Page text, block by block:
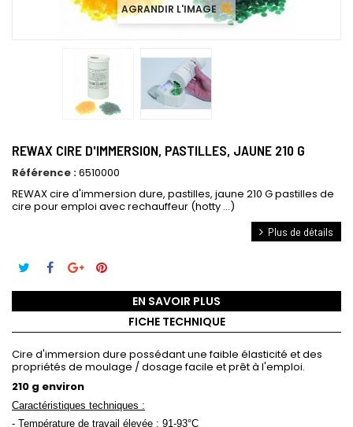
AGRANDIR L'IMAGE
REWAX CIRE D'IMMERSION, PASTILLES, JAUNE 210 G
Référence :6510000
REWAX cire d'immersion dure, pastilles, jaune 210 G pastilles de
cire pour emploi avec rechauffeur (hotty ...)
Plus de détails
EN SAVOIR PLUS
FICHE TECHNIQUE
Cire d'immersion dure possédant une faible élasticité et des
propriétés de moulage / dosage facile et prêt à l'emploi.
210 g environ
Caractéristiques techniques :
- Température de travail élevée : 91-93°C